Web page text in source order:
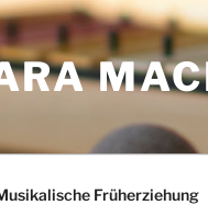
Früherziehung